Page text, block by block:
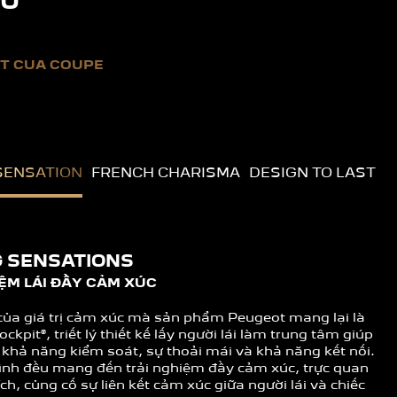
CỦA COUPE
FRENCH CHARISMA DESIGN TO LAST
SENSATIONS
LÁI ĐẦY CẢM XÚC
giá trị cảm xúc mà sản phẩm Peugeot mang lại là
triết lý thiết kế ​​lấy người lái làm trung tâm giúp
năng kiểm soát, sự thoải mái và khả năng kết nối.
đều mang đến trải nghiệm đầy cảm xúc, trực quan
củng cố sự liên kết cảm xúc giữa người lái và chiếc